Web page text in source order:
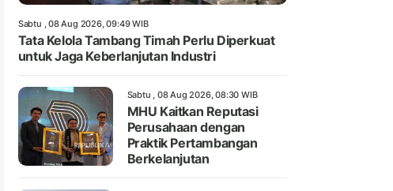
Sabtu , 08 Aug 2026, 09:49 WIB
Tata Kelola Tambang Timah Perlu Diperkuat
untuk Jaga Keberlanjutan Industri
Sabtu , 08 Aug 2026, 08:30 WIB
MHU Kaitkan Reputasi
Perusahaan dengan
Praktik Pertambangan
Berkelanjutan